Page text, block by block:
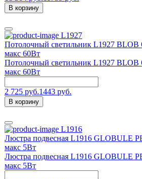
В корзину
L1927
Потолочный светильник L1927
макс 60Вт
Потолочный светильник L1927
макс 60Вт
2 725 руб.1443 руб.
В корзину
L1916
Люстра подвесная L1916 GLOBULE
макс 5Вт
Люстра подвесная L1916 GLOBULE
макс 5Вт